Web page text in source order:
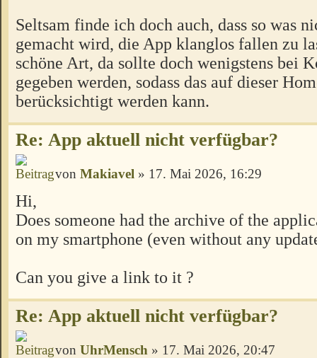
Seltsam finde ich doch auch, dass so was
gemacht wird, die App klanglos fallen zu
schöne Art, da sollte doch wenigstens bei
gegeben werden, sodass das auf dieser
berücksichtigt werden kann.
Re: App aktuell nicht verfügbar?
von Makiavel » 17. Mai 2026, 16:29
Hi,
Does someone had the archive of the
on my smartphone (even without any
Can you give a link to it ?
Re: App aktuell nicht verfügbar?
von UhrMensch » 17. Mai 2026, 20:47